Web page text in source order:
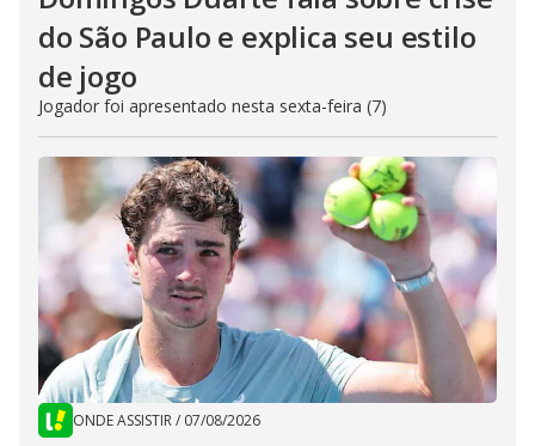
do São Paulo e explica seu estilo
de jogo
Jogador foi apresentado nesta sexta-feira (7)
ONDE ASSISTIR/ 07/08/2026